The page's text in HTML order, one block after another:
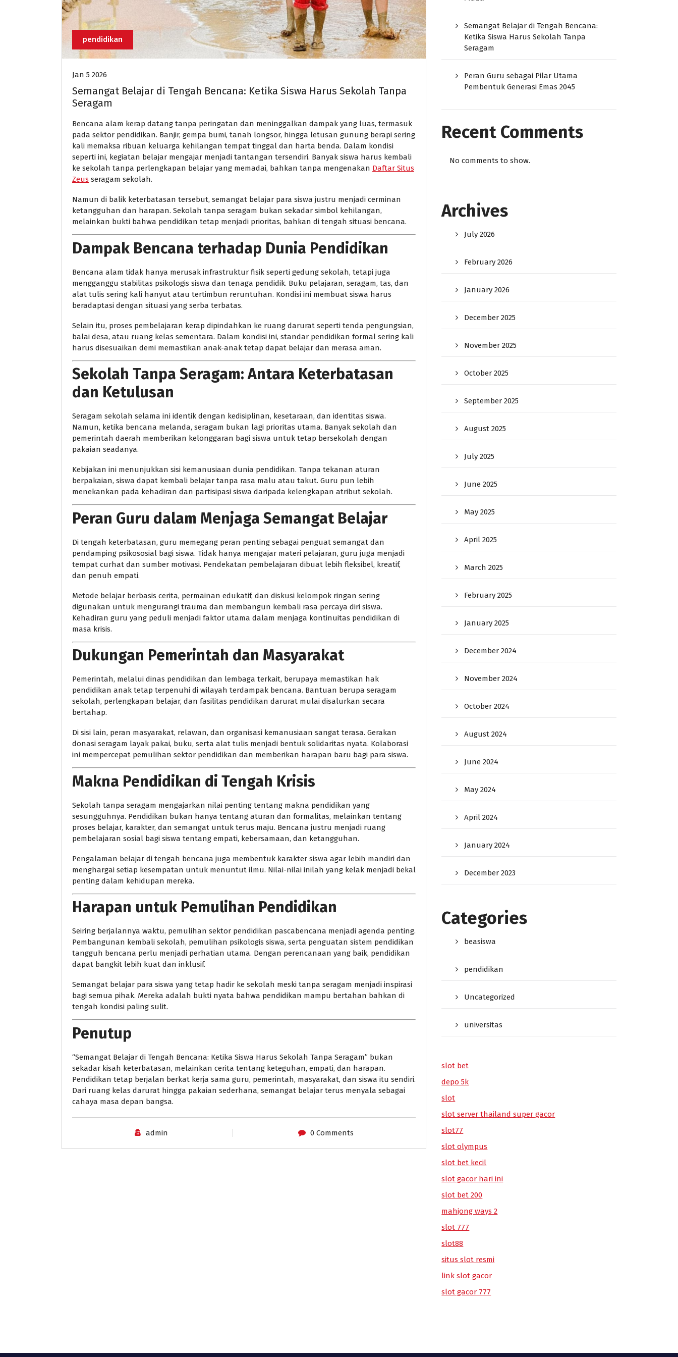
pendidikan
Jan 5 2026
Semangat Belajar di Tengah Bencana: Ketika Siswa Harus Sekolah Tanpa
Seragam
Bencana alam kerap datang tanpa peringatan dan meninggalkan dampak yang luas, termasuk
pada sektor pendidikan. Banjir, gempa bumi, tanah longsor, hingga letusan gunung berapi sering
kali memaksa ribuan keluarga kehilangan tempat tinggal dan harta benda. Dalam kondisi
seperti ini, kegiatan belajar mengajar menjadi tantangan tersendiri. Banyak siswa harus kembali
ke sekolah tanpa perlengkapan belajar yang memadai, bahkan tanpa mengenakan Daftar Situs
Zeus seragam sekolah.
Namun di balik keterbatasan tersebut, semangat belajar para siswa justru menjadi cerminan
ketangguhan dan harapan. Sekolah tanpa seragam bukan sekadar simbol kehilangan,
melainkan bukti bahwa pendidikan tetap menjadi prioritas, bahkan di tengah situasi bencana.
Dampak Bencana terhadap Dunia Pendidikan
Bencana alam tidak hanya merusak infrastruktur fisik seperti gedung sekolah, tetapi juga
mengganggu stabilitas psikologis siswa dan tenaga pendidik. Buku pelajaran, seragam, tas, dan
alat tulis sering kali hanyut atau tertimbun reruntuhan. Kondisi ini membuat siswa harus
beradaptasi dengan situasi yang serba terbatas.
Selain itu, proses pembelajaran kerap dipindahkan ke ruang darurat seperti tenda pengungsian,
balai desa, atau ruang kelas sementara. Dalam kondisi ini, standar pendidikan formal sering kali
harus disesuaikan demi memastikan anak-anak tetap dapat belajar dan merasa aman.
Sekolah Tanpa Seragam: Antara Keterbatasan
dan Ketulusan
Seragam sekolah selama ini identik dengan kedisiplinan, kesetaraan, dan identitas siswa.
Namun, ketika bencana melanda, seragam bukan lagi prioritas utama. Banyak sekolah dan
pemerintah daerah memberikan kelonggaran bagi siswa untuk tetap bersekolah dengan
pakaian seadanya.
Kebijakan ini menunjukkan sisi kemanusiaan dunia pendidikan. Tanpa tekanan aturan
berpakaian, siswa dapat kembali belajar tanpa rasa malu atau takut. Guru pun lebih
menekankan pada kehadiran dan partisipasi siswa daripada kelengkapan atribut sekolah.
Peran Guru dalam Menjaga Semangat Belajar
Di tengah keterbatasan, guru memegang peran penting sebagai penguat semangat dan
pendamping psikososial bagi siswa. Tidak hanya mengajar materi pelajaran, guru juga menjadi
tempat curhat dan sumber motivasi. Pendekatan pembelajaran dibuat lebih fleksibel, kreatif,
dan penuh empati.
Metode belajar berbasis cerita, permainan edukatif, dan diskusi kelompok ringan sering
digunakan untuk mengurangi trauma dan membangun kembali rasa percaya diri siswa.
Kehadiran guru yang peduli menjadi faktor utama dalam menjaga kontinuitas pendidikan di
masa krisis.
Dukungan Pemerintah dan Masyarakat
Pemerintah, melalui dinas pendidikan dan lembaga terkait, berupaya memastikan hak
pendidikan anak tetap terpenuhi di wilayah terdampak bencana. Bantuan berupa seragam
sekolah, perlengkapan belajar, dan fasilitas pendidikan darurat mulai disalurkan secara
bertahap.
Di sisi lain, peran masyarakat, relawan, dan organisasi kemanusiaan sangat terasa. Gerakan
donasi seragam layak pakai, buku, serta alat tulis menjadi bentuk solidaritas nyata. Kolaborasi
ini mempercepat pemulihan sektor pendidikan dan memberikan harapan baru bagi para siswa.
Makna Pendidikan di Tengah Krisis
Sekolah tanpa seragam mengajarkan nilai penting tentang makna pendidikan yang
sesungguhnya. Pendidikan bukan hanya tentang aturan dan formalitas, melainkan tentang
proses belajar, karakter, dan semangat untuk terus maju. Bencana justru menjadi ruang
pembelajaran sosial bagi siswa tentang empati, kebersamaan, dan ketangguhan.
Pengalaman belajar di tengah bencana juga membentuk karakter siswa agar lebih mandiri dan
menghargai setiap kesempatan untuk menuntut ilmu. Nilai-nilai inilah yang kelak menjadi bekal
penting dalam kehidupan mereka.
Harapan untuk Pemulihan Pendidikan
Seiring berjalannya waktu, pemulihan sektor pendidikan pascabencana menjadi agenda penting.
Pembangunan kembali sekolah, pemulihan psikologis siswa, serta penguatan sistem pendidikan
tangguh bencana perlu menjadi perhatian utama. Dengan perencanaan yang baik, pendidikan
dapat bangkit lebih kuat dan inklusif.
Semangat belajar para siswa yang tetap hadir ke sekolah meski tanpa seragam menjadi inspirasi
bagi semua pihak. Mereka adalah bukti nyata bahwa pendidikan mampu bertahan bahkan di
tengah kondisi paling sulit.
Penutup
“Semangat Belajar di Tengah Bencana: Ketika Siswa Harus Sekolah Tanpa Seragam” bukan
sekadar kisah keterbatasan, melainkan cerita tentang keteguhan, empati, dan harapan.
Pendidikan tetap berjalan berkat kerja sama guru, pemerintah, masyarakat, dan siswa itu sendiri.
Dari ruang kelas darurat hingga pakaian sederhana, semangat belajar terus menyala sebagai
cahaya masa depan bangsa.
admin 0 Comments
Semangat Belajar di Tengah Bencana:
Ketika Siswa Harus Sekolah Tanpa
Seragam
Peran Guru sebagai Pilar Utama
Pembentuk Generasi Emas 2045
Recent Comments
No comments to show.
Archives
July 2026
February 2026
January 2026
December 2025
November 2025
October 2025
September 2025
August 2025
July 2025
June 2025
May 2025
April 2025
March 2025
February 2025
January 2025
December 2024
November 2024
October 2024
August 2024
June 2024
May 2024
April 2024
January 2024
December 2023
Categories
beasiswa
pendidikan
Uncategorized
universitas
slot bet
depo 5k
slot
slot server thailand super gacor
slot77
slot olympus
slot bet kecil
slot gacor hari ini
slot bet 200
mahjong ways 2
slot 777
slot88
situs slot resmi
link slot gacor
slot gacor 777